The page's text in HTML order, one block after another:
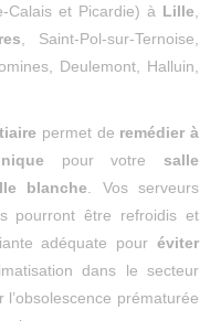
Calais et Picardie) à Lille
, Saint-Pol-sur-Ternoise,
Deulemont, Halluin,
permet de remédier à
pour votre salle
blanche . Vos serveurs
pourront être refroidis et
adéquate pour éviter
dans le secteur
prématurée